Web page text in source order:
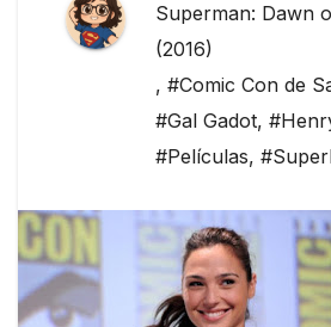
Superman: Dawn
(2016)
, #Comic Con de
#Gal Gadot,
#Películas,